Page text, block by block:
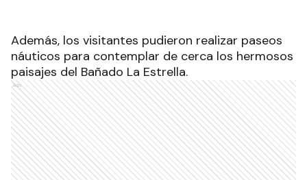
Además, los visitantes pudieron realizar paseos
náuticos para contemplar de cerca los hermosos
paisajes del Bañado La Estrella.
Ads